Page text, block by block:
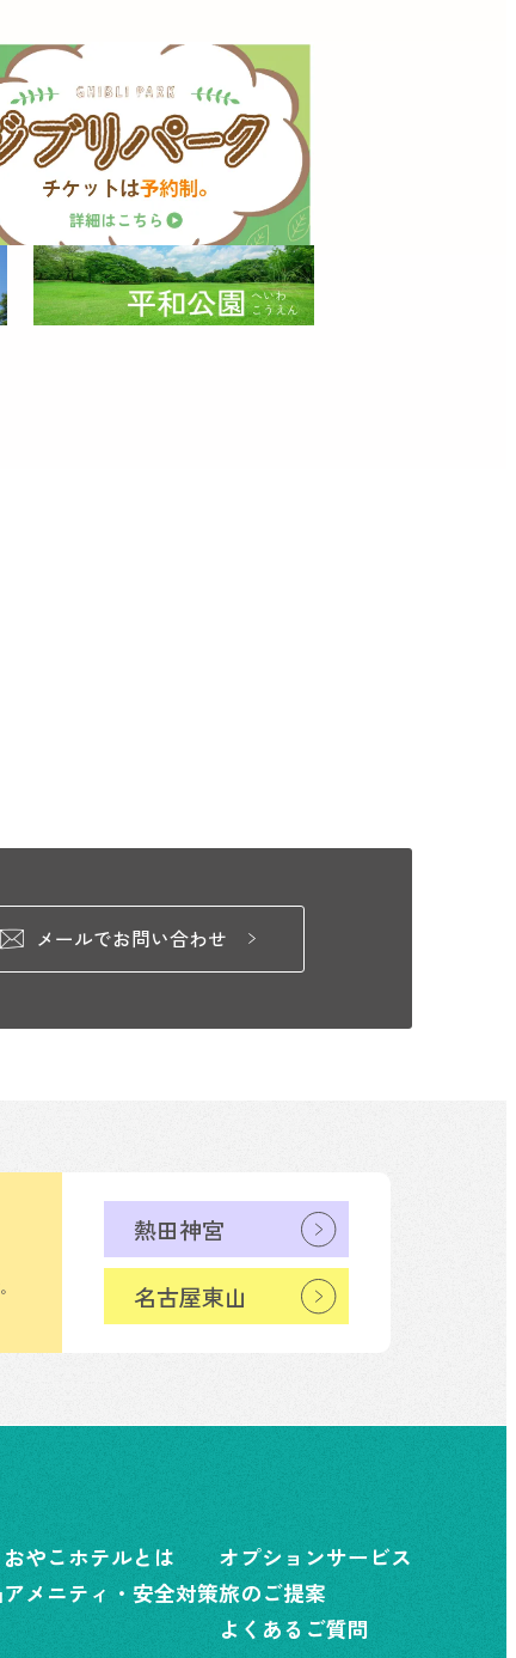
メールでお問い合わせ
熱田神宮
名古屋東山
おやこホテルとは
アメニティ・安全対策
オプションサービス
旅のご提案
よくあるご質問